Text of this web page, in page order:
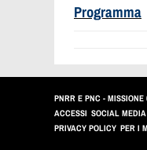
Programma
PNRR E PNC - MISSIONE
ACCESSI SOCIAL
PRIVACY POLICY PER I